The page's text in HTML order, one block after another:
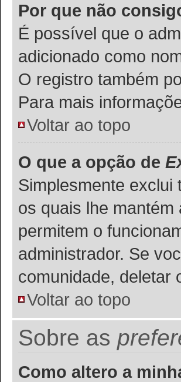
Por que não
É possível que o
adicionado como
O registro também
Para mais
Voltar ao topo
O que a opção de
Simplesmente exclui
os quais lhe
permitem o
administrador. Se
comunidade, deletar
Voltar ao topo
Sobre as
Como altero a